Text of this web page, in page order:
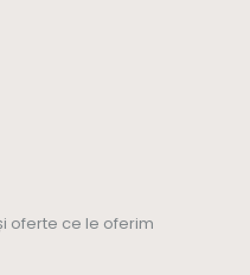
oferte ce le oferim